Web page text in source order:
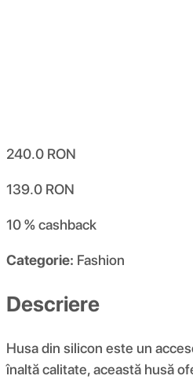
240.0 RON
139.0 RON
10 %cashback
Categorie: Fashion
Descriere
Husa din silicon este un
înaltă calitate, această husă